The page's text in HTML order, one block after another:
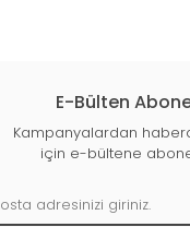
E-Bülten
Kampanyalardan
için e-bültene